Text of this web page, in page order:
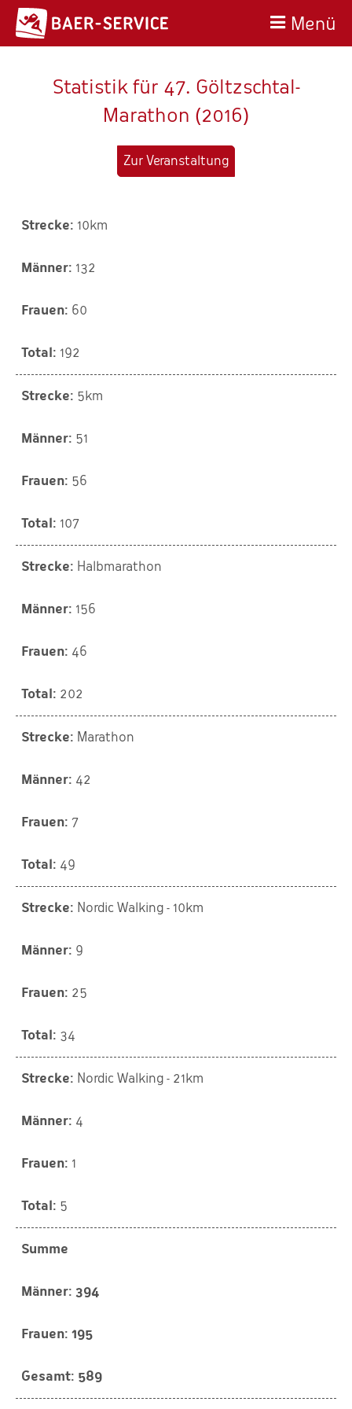
Menü
Statistik für 47. Göltzschtal-
Marathon (2016)
Zur Veranstaltung
10km
132
60
192
5km
51
56
107
Halbmarathon
156
46
202
Marathon
42
7
49
Nordic Walking - 10km
9
25
34
Nordic Walking - 21km
4
1
5
Summe
394
195
589